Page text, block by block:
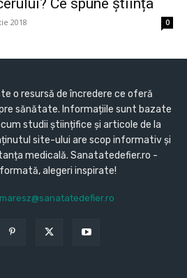
Ce spune știința
2018 0
o resursă de încredere ce oferă
sănătate. Informațiile sunt bazate
studii științifice și articole de la
site-ului are scop informativ și
medicală. Sanatatedefier.ro -
alegeri inspirate!
maresz@sanatatedefier.ro